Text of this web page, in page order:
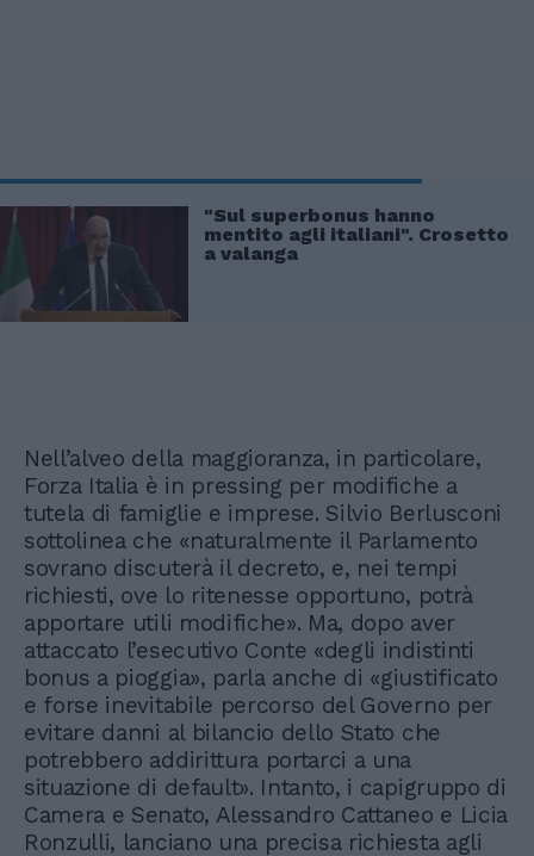
"Sul superbonus hanno
mentito agli italiani". Crosetto
a valanga
Nell’alveo della maggioranza, in particolare,
Forza Italia è in pressing per modifiche a
tutela di famiglie e imprese. Silvio Berlusconi
sottolinea che «naturalmente il Parlamento
sovrano discuterà il decreto, e, nei tempi
richiesti, ove lo ritenesse opportuno, potrà
apportare utili modifiche». Ma, dopo aver
attaccato l’esecutivo Conte «degli indistinti
bonus a pioggia», parla anche di «giustificato
e forse inevitabile percorso del Governo per
evitare danni al bilancio dello Stato che
potrebbero addirittura portarci a una
situazione di default». Intanto, i capigruppo di
Camera e Senato, Alessandro Cattaneo e Licia
Ronzulli, lanciano una precisa richiesta agli